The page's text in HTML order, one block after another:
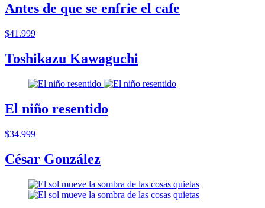
Antes de que se enfrie el cafe
$41.999
Toshikazu Kawaguchi
El niño resentido
$34.999
César González